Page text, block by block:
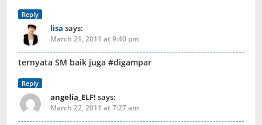
Reply
lisa says:
March 21, 2011 at 9:40 pm
ternyata SM baik juga #digampar
Reply
angelia_ELF! says:
March 22, 2011 at 7:27 am